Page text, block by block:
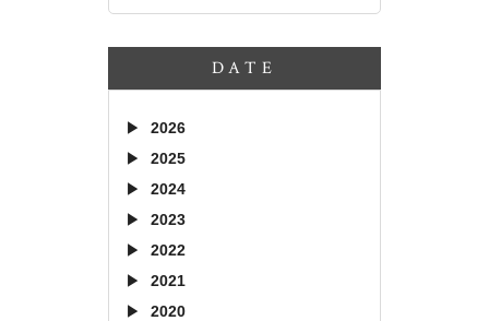
DATE
2026
2025
2024
2023
2022
2021
2020